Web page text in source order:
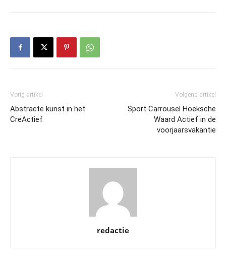
Vorig artikel
Abstracte kunst in het
CreActief
Volgend artikel
Sport Carrousel Hoeksche
Waard Actief in de
voorjaarsvakantie
redactie